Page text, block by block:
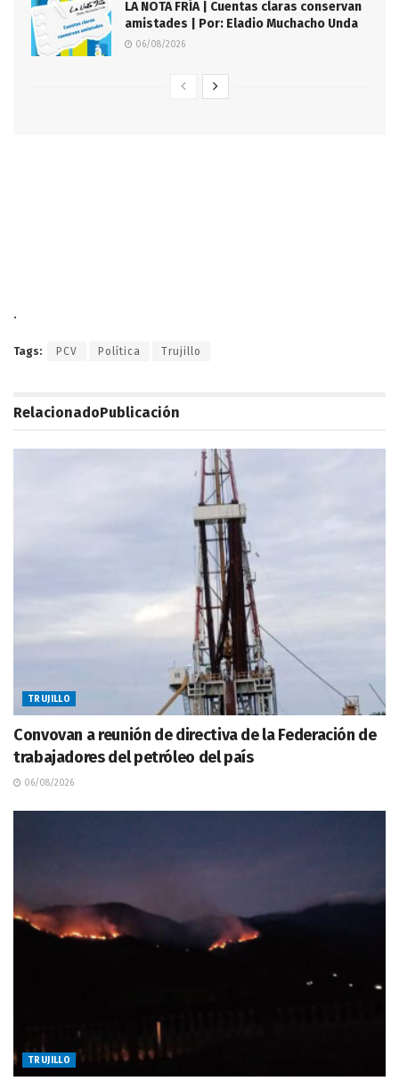
LA NOTA FRÍA | Cuentas claras conservan
amistades | Por: Eladio Muchacho Unda
06/08/2026
.
Tags: PCV Política Trujillo
RelacionadoPublicación
TRUJILLO
Convovan a reunión de directiva de la Federación de
trabajadores del petróleo del país
06/08/2026
TRUJILLO